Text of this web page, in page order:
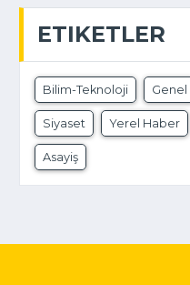
ETIKETLER
Bilim-Teknoloji Genel
Siyaset Yerel Haber
Asayiş